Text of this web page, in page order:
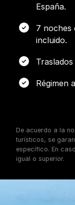
España.
7 noches
incluido.
Régimen
De acuerdo a la
turísticos, se
específico. En
igual o superior.